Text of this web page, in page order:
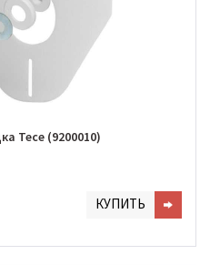
Tece (9200010)
КУПИТЬ